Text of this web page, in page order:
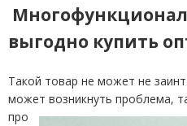
выгодно купить
Такой товар не может не
может возникнуть проблема,
про